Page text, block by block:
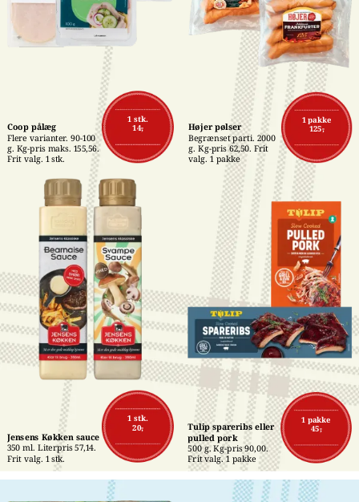
1 stk.
14,-
Coop pålæg
Flere varianter. 90-100
g. Kg-pris maks. 155,56.
Frit valg. 1 stk.
1 pakke
125,-
Højer pølser
Begrænset parti. 2000
g. Kg-pris 62,50. Frit
valg. 1 pakke
1 stk.
20,-
Jensens Køkken sauce
350 ml. Literpris 57,14.
Frit valg. 1 stk.
1 pakke
45,-
Tulip spareribs eller
pulled pork
500 g. Kg-pris 90,00.
Frit valg. 1 pakke